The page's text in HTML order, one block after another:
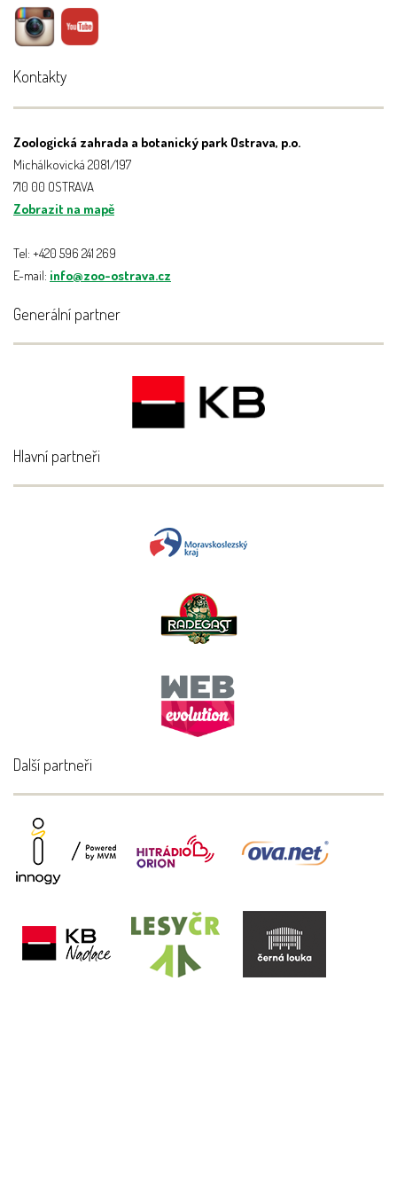
Kontakty
Zoologická zahrada a botanický park Ostrava, p.o.
Michálkovická 2081/197
710 00 OSTRAVA
Zobrazit na mapě
Tel: +420 596 241 269
E-mail: info@zoo-ostrava.cz
Generální partner
Hlavní partneři
Další partneři